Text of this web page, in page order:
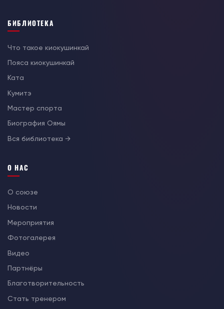
БИБЛИОТЕКА
Что такое киокушинкай
Пояса киокушинкай
Ката
Кумитэ
Мастер спорта
Биография Оямы
Вся библиотека →
О НАС
О союзе
Новости
Мероприятия
Фотогалерея
Видео
Партнёры
Благотворительность
Стать тренером